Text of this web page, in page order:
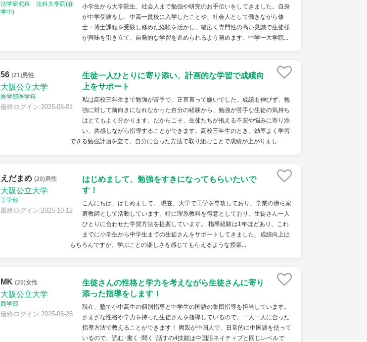
法学研究科 法科大学院(在
学中)
小学生から大学院生、社会人まで勉強や研究のお手伝いをしてきました。自身
が中学受験をし、中高一貫校に入学したことや、社会人として働きながら修
士・博士課程を受験し修めた経験を活かし、幅広く専門性の高い見識で生徒様
が興味を引き立て、自発的な学習を進められるよう努めます。中学〜大学院...
56 (21)男性
大阪公立大学
医学部医学科
最終ログイン:2025-06-01
生徒一人ひとりに寄り添い、計画的な学習で成績向
上をサポート
私は高校三年生まで勉強が苦手で、正直言って嫌いでした。成績も伸びず、勉
強に対して前向きになれなかった自分の経験から、勉強が苦手な生徒の気持ち
はとてもよく分かります。だからこそ、生徒たちが抱える不安や悩みに寄り添
い、共感しながら指導することができます。高校三年生のとき、効率よく学習
できる勉強計画を立て、自分に合った方法で取り組むことで成績が上がりまし...
えだまめ (20)男性
大阪公立大学
工学部
最終ログイン:2025-10-12
はじめまして、勉強をすきになってもらいたいで
す！
こんにちは、はじめまして。 現在、大学で工学を専攻しており、学業の傍ら家
庭教師として活動しています。特に理系教科を得意としており、生徒さん一人
ひとりに合わせた学習方法を提案しています。 指導経験は1年ほどあり、これ
までに小学生から中学生までの生徒さんをサポートしてきました。成績向上は
もちろんですが、学ぶことの楽しさを感じてもらえるような授業...
MK (20)女性
大阪公立大学
商学部
最終ログイン:2025-06-28
生徒さんの性格と学力を考えながら生徒さんに寄り
添った指導をします！
現在、塾で小中高生の個別指導と中学生の国語の集団指導を担当しています。
さまざな性格や学力を持った生徒さんを指導しているので、一人一人に合った
指導方法で教えることができます！ 両親が中国人で、日常的に中国語を使って
いるので、読む･書く･聞く･話すの4技能は中国語ネイティブと同じレベルで